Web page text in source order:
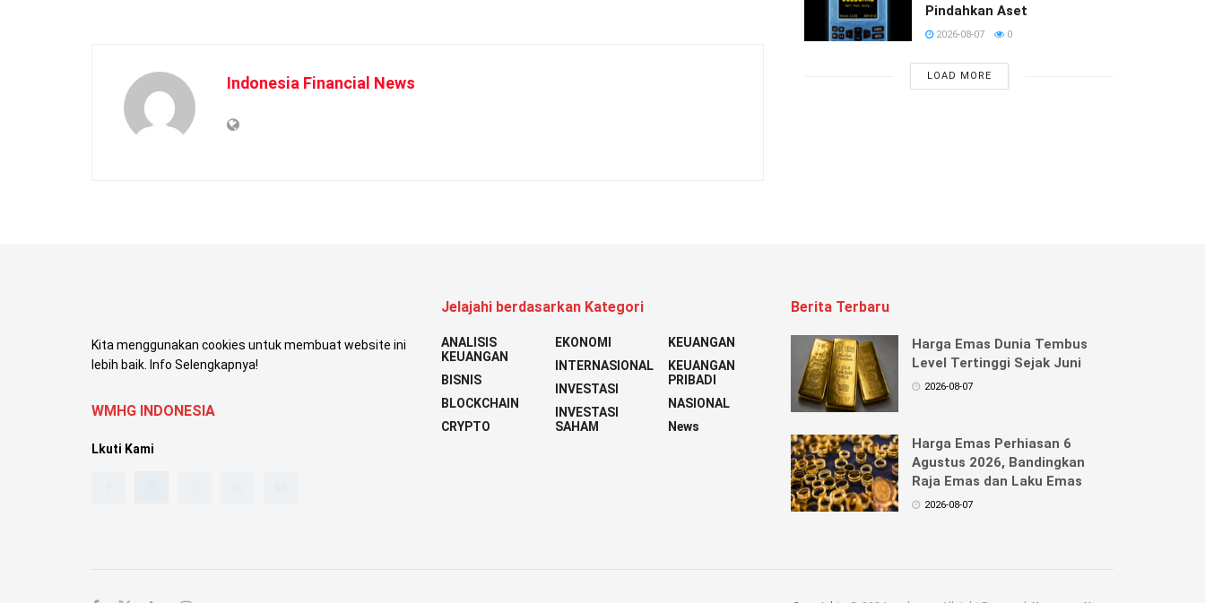
Indonesia Financial News
Pindahkan Aset
2026-08-07 0
LOAD MORE
Kita menggunakan cookies untuk membuat website ini
lebih baik. Info Selengkapnya!
WMHG INDONESIA
Lkuti Kami
Jelajahi berdasarkan Kategori
ANALISIS
KEUANGAN
BISNIS
BLOCKCHAIN
CRYPTO
EKONOMI
INTERNASIONAL
INVESTASI
INVESTASI
SAHAM
KEUANGAN
KEUANGAN
PRIBADI
NASIONAL
News
Berita Terbaru
Harga Emas Dunia Tembus
Level Tertinggi Sejak Juni
2026-08-07
Harga Emas Perhiasan 6
Agustus 2026, Bandingkan
Raja Emas dan Laku Emas
2026-08-07